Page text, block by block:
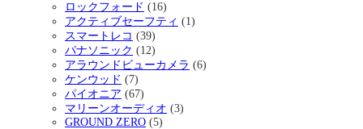
ロックフォード (16)
アクティブセーフティ (1)
スマートレコ (39)
パナソニック (12)
アラウンドビューカメラ (6)
ケンウッド (7)
パイオニア (67)
マリーンオーディオ (3)
GROUND ZERO (5)